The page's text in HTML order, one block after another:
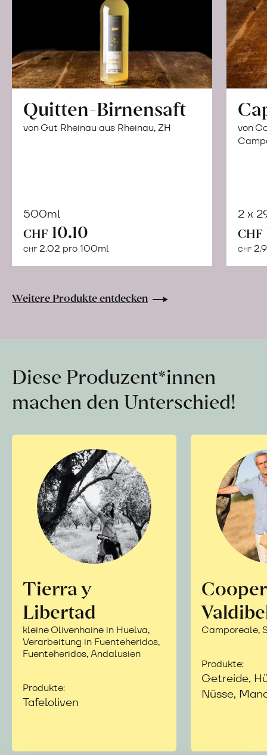
Quitten-Birnensaft
von Gut Rheinau aus Rheinau, ZH
500ml
CHF 10.10
CHF 2.02 pro 100ml
Warenkorb
von
2 x
CHF
CHF
Weitere Produkte entdecken
Diese Produzent*innen
machen den Unterschied!
Tierra y
Libertad
kleine Olivenhaine in Huelva,
Verarbeitung in Fuenteheridos,
Fuenteheridos, Andalusien
Produkte:
Tafeloliven
Camporeale,
Produkte:
Getreide,
Nüsse,